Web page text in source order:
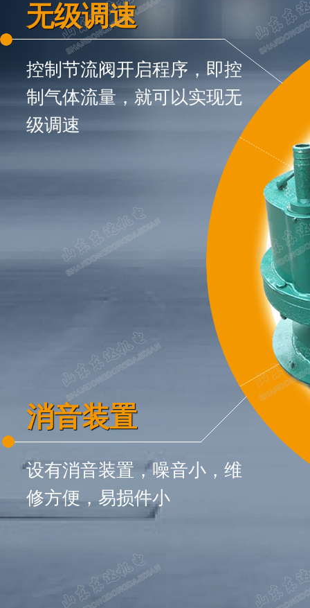
无级调速
控制节流阀开启程序，即控
制气体流量，就可以实现无
级调速
消音装置
设有消音装置，噪音小，维
修方便，易损件小